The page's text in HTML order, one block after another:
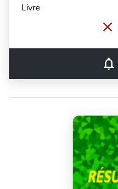
Livre
notifications_none